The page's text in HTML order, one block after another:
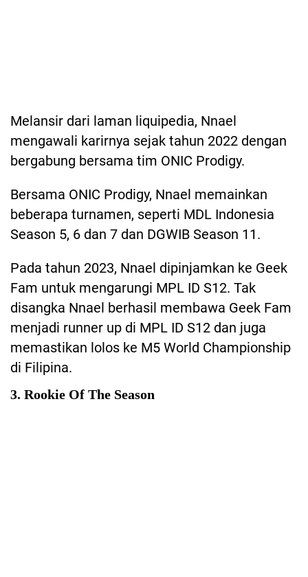
Melansir dari laman liquipedia, Nnael
mengawali karirnya sejak tahun 2022 dengan
bergabung bersama tim ONIC Prodigy.
Bersama ONIC Prodigy, Nnael memainkan
beberapa turnamen, seperti MDL Indonesia
Season 5, 6 dan 7 dan DGWIB Season 11.
Pada tahun 2023, Nnael dipinjamkan ke Geek
Fam untuk mengarungi MPL ID S12. Tak
disangka Nnael berhasil membawa Geek Fam
menjadi runner up di MPL ID S12 dan juga
memastikan lolos ke M5 World Championship
di Filipina.
3. Rookie Of The Season